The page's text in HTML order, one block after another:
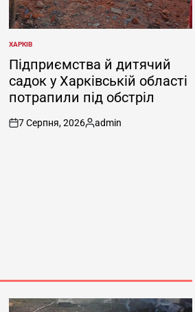
ОПУБЛІКУВАТИ
У
ХАРКІВ
Підприємства й дитячий
садок у Харківській області
потрапили під обстріл
on
7 Серпня, 2026
Опубліковано
admin